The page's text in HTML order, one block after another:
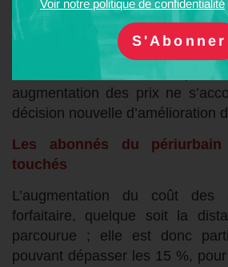
Voir notre politique de confidentialité
Les usagers et les objectifs
demandent des trains et des
L’expérience a montré que cela
entre les recettes et les
augmentation des prix ne
décision nouvelle d’amélioration
Les abonnés du périurbain
touchés
L’augmentation du coût des
forfaitaire, quelque soit la
parcourue ; elle est donc
pouvant dépasser les 15 %,